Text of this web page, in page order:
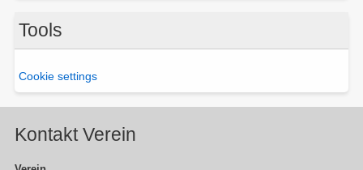
Tools
Cookie settings
Kontakt Verein